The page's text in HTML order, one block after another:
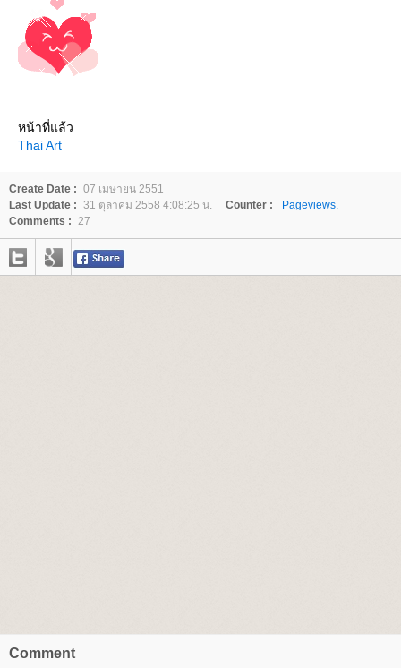
หน้าที่แล้ว
Thai Art
Create Date : 07 เมษายน 2551
Last Update : 31 ตุลาคม 2558 4:08:25 น. Counter :
Pageviews.
Comments : 27
Comment